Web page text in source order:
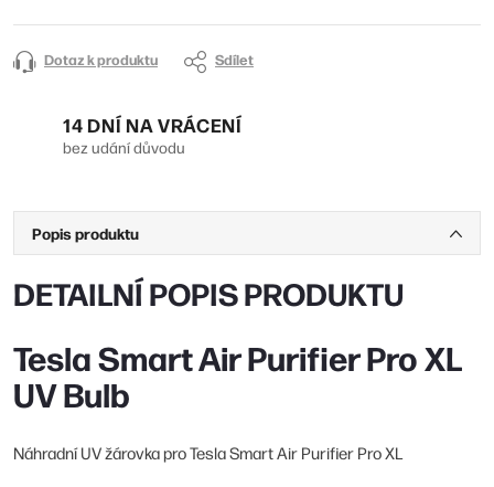
Dotaz k produktu Sdílet
14 DNÍ NA VRÁCENÍ
bez udání důvodu
Popis produktu
DETAILNÍ POPIS PRODUKTU
Tesla Smart Air Purifier Pro XL
UV Bulb
Náhradní UV žárovka pro Tesla Smart Air Purifier Pro XL